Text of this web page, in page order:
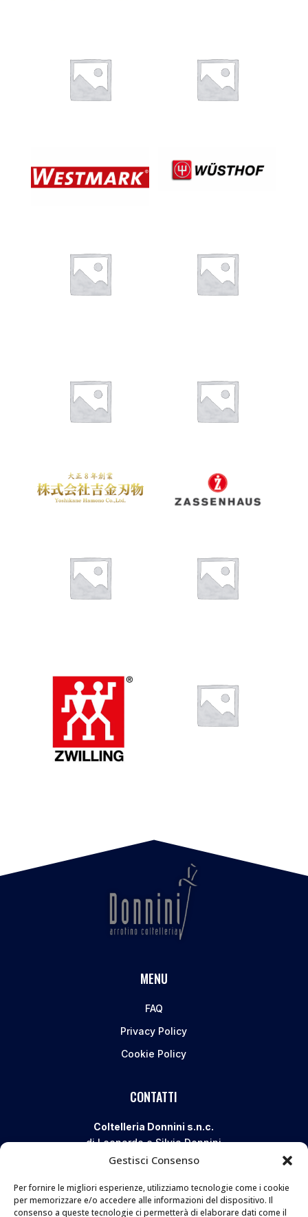
Gestisci Consenso
Per fornire le migliori esperienze, utilizziamo tecnologie come i cookie
per memorizzare e/o accedere alle informazioni del dispositivo. Il
consenso a queste tecnologie ci permetterà di elaborare dati come il
MENU
FAQ
Privacy Policy
Cookie Policy
CONTATTI
Coltelleria Donnini s.n.c.
di Leonardo e Silvia Donnini
Via Giovanni Lanza, 70 – 50136 FIRENZE
Telefono e WhatsApp:055 661 438
Email: info@donninicoltelleria.it